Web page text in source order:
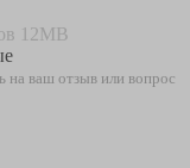
12MB
ваш отзыв или вопрос